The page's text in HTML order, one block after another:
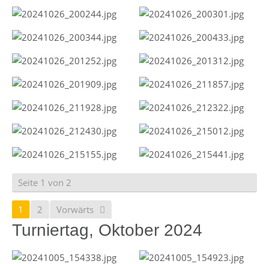
Seite 1 von 2
1 2 Vorwärts
Turniertag, Oktober 2024